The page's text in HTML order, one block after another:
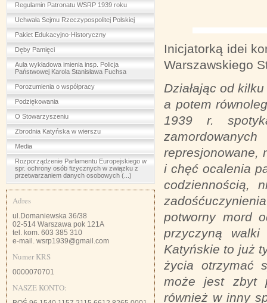
Regulamin Patronatu WSRP 1939 roku
Uchwała Sejmu Rzeczypospolitej Polskiej
Pakiet Edukacyjno-Historyczny
Dęby Pamięci
Aula wykładowa imienia insp. Policja
Państwowej Karola Stanisława Fuchsa
Porozumienia o współpracy
Podziękowania
O Stowarzyszeniu
Zbrodnia Katyńska w wierszu
Media
Rozporządzenie Parlamentu Europejskiego w
spr. ochrony osób fizycznych w związku z
przetwarzaniem danych osobowych (...)
Adres
ul.Domaniewska 36/38
02-514 Warszawa pok 121A
tel. kom. 603 385 310
e-mail. wsrp1939@gmail.com
Numer KRS
0000070701
NASZE KONTO:
Inicjatorką idei
Warszawskiego
Działając od
a potem
1939 r.
represjonowane,
i chęć ocalenia
codziennością,
potworny mord
przyczyną
Katyńskie to już
życia otrzymać
może jest zbyt
również w inny